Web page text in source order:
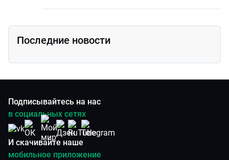
Последние новости
Подписывайтесь на нас
в социальных сетях
И скачивайте наше
мобильное приложение